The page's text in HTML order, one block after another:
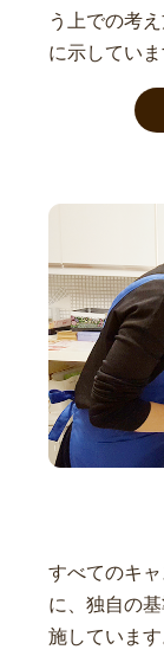
う上での考
に示していま
すべてのキ
に、独自の
施していま